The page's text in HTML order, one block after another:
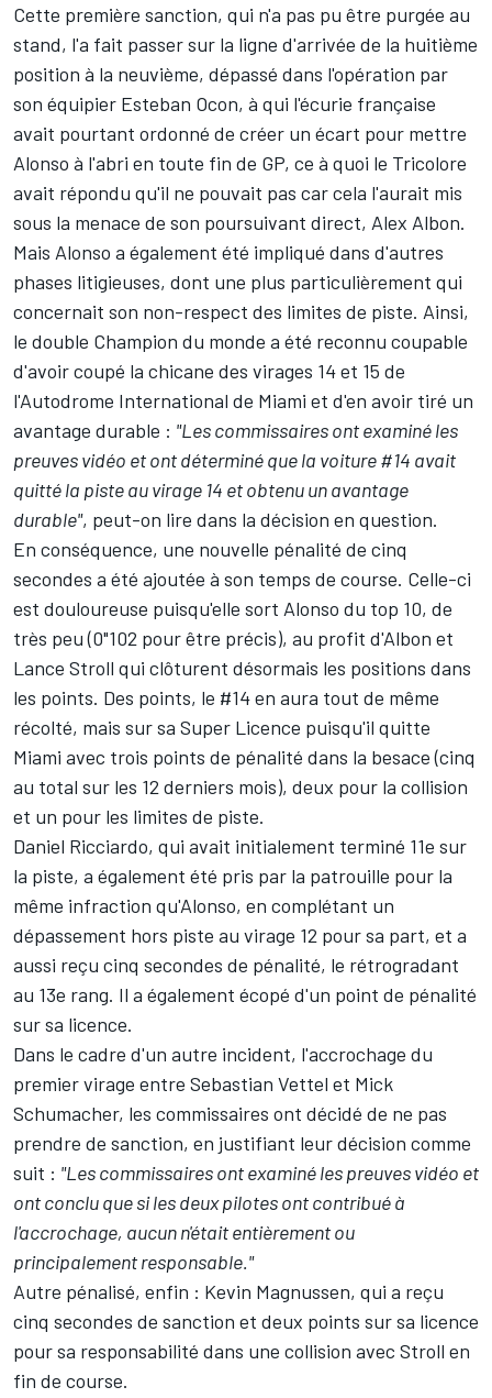
Cette première sanction, qui n'a pas pu être purgée au
stand, l'a fait passer sur la ligne d'arrivée de la huitième
position à la neuvième, dépassé dans l'opération par
son équipier Esteban Ocon, à qui l'écurie française
avait pourtant ordonné de créer un écart pour mettre
Alonso à l'abri en toute fin de GP, ce à quoi le Tricolore
avait répondu qu'il ne pouvait pas car cela l'aurait mis
sous la menace de son poursuivant direct, Alex Albon.
Mais Alonso a également été impliqué dans d'autres
phases litigieuses, dont une plus particulièrement qui
concernait son non-respect des limites de piste. Ainsi,
le double Champion du monde a été reconnu coupable
d'avoir coupé la chicane des virages 14 et 15 de
l'Autodrome International de Miami et d'en avoir tiré un
avantage durable : "Les commissaires ont examiné les
preuves vidéo et ont déterminé que la voiture #14 avait
quitté la piste au virage 14 et obtenu un avantage
durable", peut-on lire dans la décision en question.
En conséquence, une nouvelle pénalité de cinq
secondes a été ajoutée à son temps de course. Celle-ci
est douloureuse puisqu'elle sort Alonso du top 10, de
très peu (0"102 pour être précis), au profit d'Albon et
Lance Stroll qui clôturent désormais les positions dans
les points. Des points, le #14 en aura tout de même
récolté, mais sur sa Super Licence puisqu'il quitte
Miami avec trois points de pénalité dans la besace (cinq
au total sur les 12 derniers mois), deux pour la collision
et un pour les limites de piste.
Daniel Ricciardo, qui avait initialement terminé 11e sur
la piste, a également été pris par la patrouille pour la
même infraction qu'Alonso, en complétant un
dépassement hors piste au virage 12 pour sa part, et a
aussi reçu cinq secondes de pénalité, le rétrogradant
au 13e rang. Il a également écopé d'un point de pénalité
sur sa licence.
Dans le cadre d'un autre incident, l'accrochage du
premier virage entre Sebastian Vettel et Mick
Schumacher, les commissaires ont décidé de ne pas
prendre de sanction, en justifiant leur décision comme
suit : "Les commissaires ont examiné les preuves vidéo et
ont conclu que si les deux pilotes ont contribué à
l'accrochage, aucun n'était entièrement ou
principalement responsable."
Autre pénalisé, enfin : Kevin Magnussen, qui a reçu
cinq secondes de sanction et deux points sur sa licence
pour sa responsabilité dans une collision avec Stroll en
fin de course.